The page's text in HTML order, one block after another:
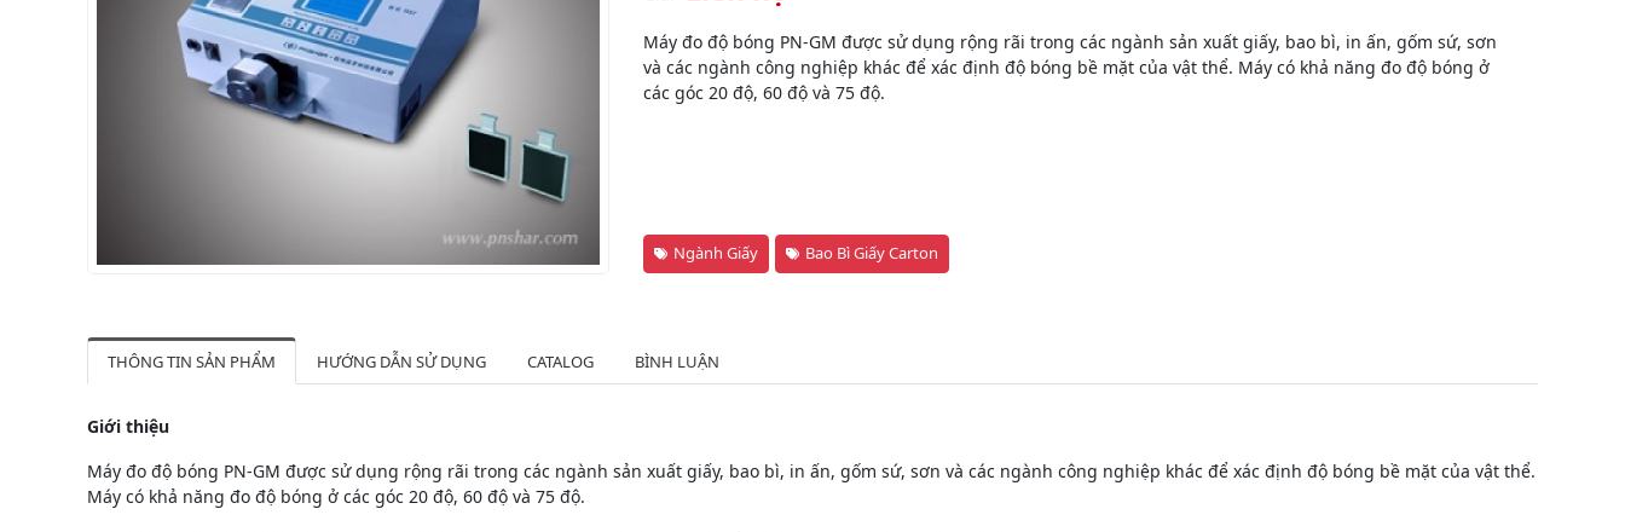
Máy đo độ bóng PN-GM được sử dụng rộng rãi trong các ngành sản xuất giấy, bao bì, in ấn, gốm sứ, sơn
và các ngành công nghiệp khác để xác định độ bóng bề mặt của vật thể. Máy có khả năng đo độ bóng ở
các góc 20 độ, 60 độ và 75 độ.
Ngành Giấy Bao Bì Giấy Carton
THÔNG TIN SẢN PHẨM HƯỚNG DẪN SỬ DỤNG CATALOG BÌNH LUẬN
Giới thiệu
Máy đo độ bóng PN-GM được sử dụng rộng rãi trong các ngành sản xuất giấy, bao bì, in ấn, gốm sứ, sơn và các ngành công nghiệp khác để xác định độ bóng bề mặt của vật thể.
Máy có khả năng đo độ bóng ở các góc 20 độ, 60 độ và 75 độ.